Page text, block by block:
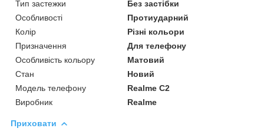
Тип застежки
Без застібки
Особливості
Протиударний
Колір
Різні кольори
Призначення
Для телефону
Особливість кольору
Матовий
Стан
Новий
Модель телефону
Realme C2
Виробник
Realme
Приховати